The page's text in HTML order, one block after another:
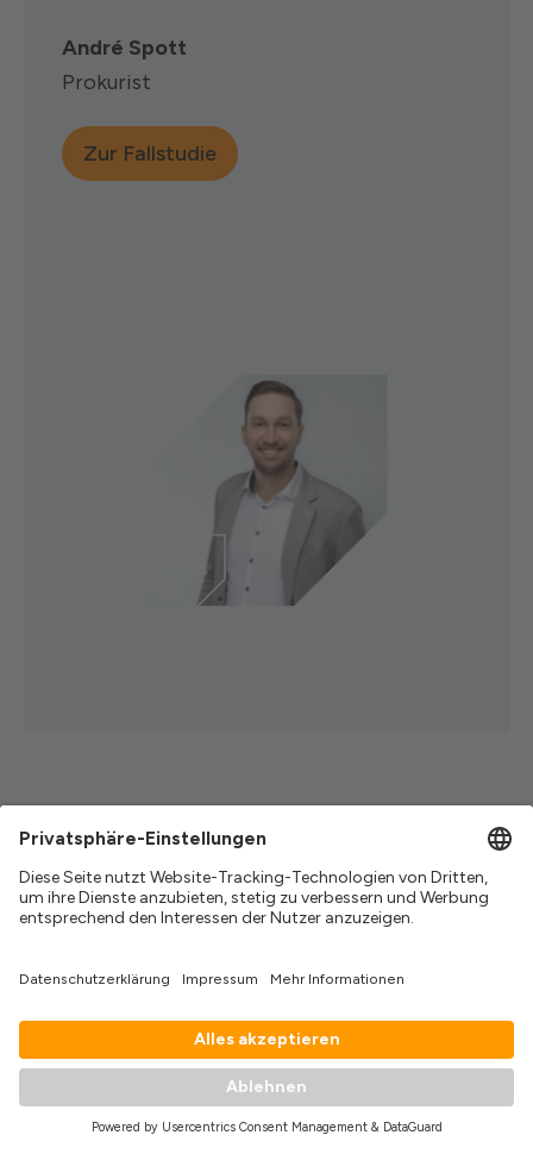
André Spott
Prokurist
Zur Fallstudie